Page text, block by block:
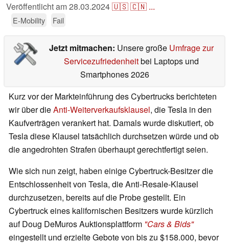
Veröffentlicht am28.03.2024🇺🇸🇨🇳 ...
E-Mobility Fail
Jetzt mitmachen: Unsere große Umfrage zur
Servicezufriedenheitbei Laptops und
Smartphones 2026
Kurz vor der Markteinführung des Cybertrucks berichteten
wir über dieAnti-Weiterverkaufsklausel, die Tesla in den
Kaufverträgen verankert hat. Damals wurde diskutiert, ob
Tesla diese Klausel tatsächlich durchsetzen würde und ob
die angedrohten Strafen überhaupt gerechtfertigt seien.
Wie sich nun zeigt, haben einige Cybertruck-Besitzer die
Entschlossenheit von Tesla, die Anti-Resale-Klausel
durchzusetzen, bereits auf die Probe gestellt. Ein
Cybertruck eines kalifornischen Besitzers wurde kürzlich
auf Doug DeMuros Auktionsplattform "Cars & Bids"
eingestellt und erzielte Gebote von bis zu $158.000, bevor